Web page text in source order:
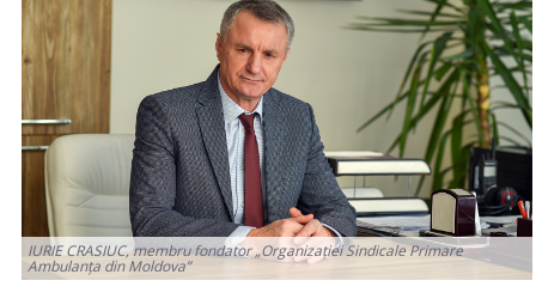
IURIE CRASIUC, membru fondator „Organizației Sindicale Primare
Ambulanța din Moldova”